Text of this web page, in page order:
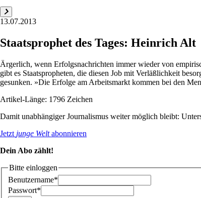
13.07.2013
Staatsprophet des Tages: Heinrich Alt
Ärgerlich, wenn Erfolgsnachrichten immer wieder von
gibt es Staatspropheten, die diesen Job mit Verläßlichkeit
gesunken. »Die Erfolge am Arbeitsmarkt kommen bei den
Artikel-Länge: 1796 Zeichen
Damit unabhängiger Journalismus weiter möglich bleibt:
Jetzt junge Weltabonnieren
Dein Abo zählt!
Bitte einloggen
Benutzername*
Passwort*